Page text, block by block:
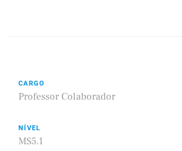
CARGO
Professor Colaborador
NÍVEL
MS5.1